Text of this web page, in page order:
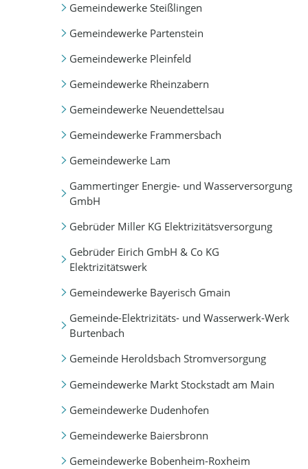
Gemeindewerke Steißlingen
Gemeindewerke Partenstein
Gemeindewerke Pleinfeld
Gemeindewerke Rheinzabern
Gemeindewerke Neuendettelsau
Gemeindewerke Frammersbach
Gemeindewerke Lam
Gammertinger Energie- und Wasserversorgung
GmbH
Gebrüder Miller KG Elektrizitätsversorgung
Gebrüder Eirich GmbH & Co KG
Elektrizitätswerk
Gemeindewerke Bayerisch Gmain
Gemeinde-Elektrizitäts- und Wasserwerk-Werk
Burtenbach
Gemeinde Heroldsbach Stromversorgung
Gemeindewerke Markt Stockstadt am Main
Gemeindewerke Dudenhofen
Gemeindewerke Baiersbronn
Gemeindewerke Bobenheim-Roxheim